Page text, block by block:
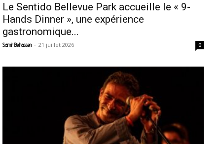
Le Sentido Bellevue Park accueille le « 9-
Hands Dinner », une expérience
gastronomique...
Samir Belhassen - 21 juillet 2026 0